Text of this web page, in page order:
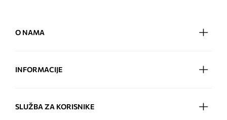
O NAMA
INFORMACIJE
SLUŽBA ZA KORISNIKE